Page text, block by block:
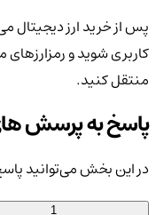
پس از خرید ارز دیجیتال
کاربری شوید و
منتقل کنید.
پاسخ به پرسش
در این بخش می‌توانید